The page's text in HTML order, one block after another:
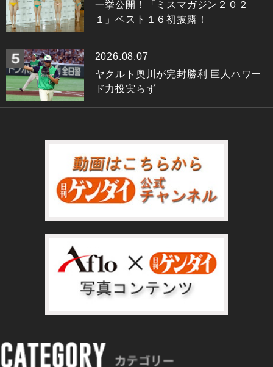
一挙公開！「ミスマガジン２０２
１」ベスト１６初披露！
2026.08.07
ヤクルト奥川が完封勝利 巨人ハワー
ド力投実らず